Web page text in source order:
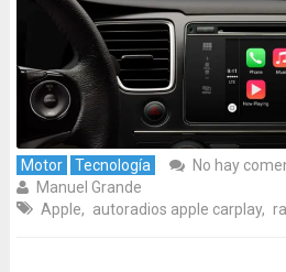
Motor Tecnología
No hay
Manuel Grande
Apple, autoradios apple carplay,